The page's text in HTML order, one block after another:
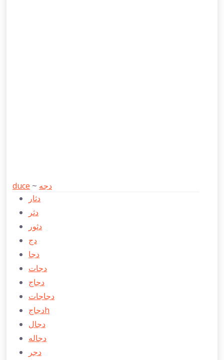
duce ~ دجه
دثار
دثر
دثور
دج
دجا
دجات
دجاج
دجاجات
دجاجh
دجال
دجاله
دجر